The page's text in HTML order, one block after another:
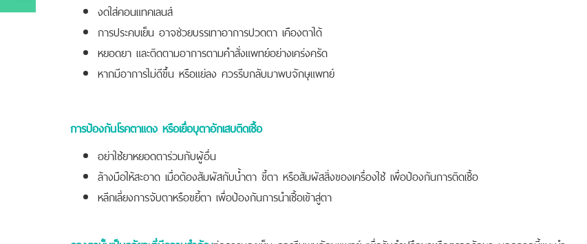
งดใส่คอนแทคเลนส์
การประคบเย็น อาจช่วยบรรเทาอาการปวดตา เคืองตาได้
หยอดยา และติดตามอาการตามคำสั่งแพทย์อย่างเคร่งครัด
หากมีอาการไม่ดีขึ้น หรือแย่ลง ควรรีบกลับมาพบจักษุแพทย์
การป้องกันโรคตาแดง หรือเยื่อบุตาอักเสบติดเชื้อ
อย่าใช้ยาหยอดตาร่วมกับผู้อื่น
ล้างมือให้สะอาด เมื่อต้องสัมผัสกับน้ำตา ขี้ตา หรือสัมผัสสิ่งของเครื่องใช้ เพื่อป้องกันการติดเชื้อ
หลีกเลี่ยงการจับตาหรือขยี้ตา เพื่อป้องกันการนำเชื้อเข้าสู่ตา